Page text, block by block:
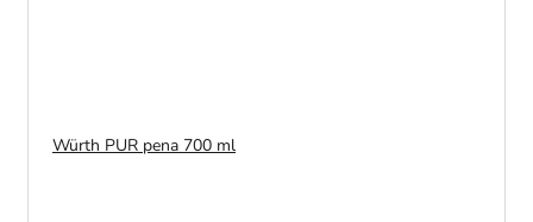
Würth PUR pena 700 ml